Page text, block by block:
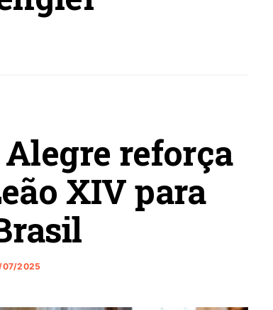
reforça
XIV para
07/2025